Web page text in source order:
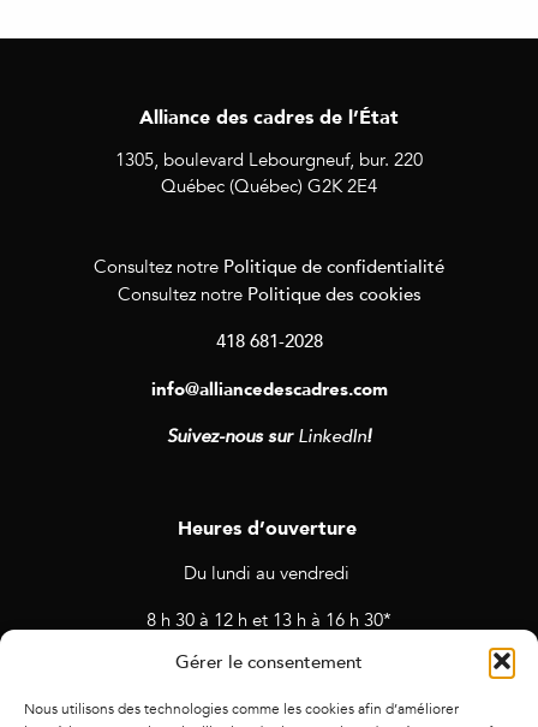
Gérer le consentement
Nous utilisons des technologies comme les cookies afin d’améliorer
Alliance des cadres de l’État
1305, boulevard Lebourgneuf, bur. 220
Québec (Québec) G2K 2E4
Consultez notre Politique de confidentialité
Consultez notre Politique des cookies
418 681-2028
info@alliancedescadres.com
Suivez-nous sur LinkedIn!
Heures d’ouverture
Du lundi au vendredi
8 h 30 à 12 h et 13 h à 16 h 30*
* Horaires sujets à changement en cas de rendez-vous et